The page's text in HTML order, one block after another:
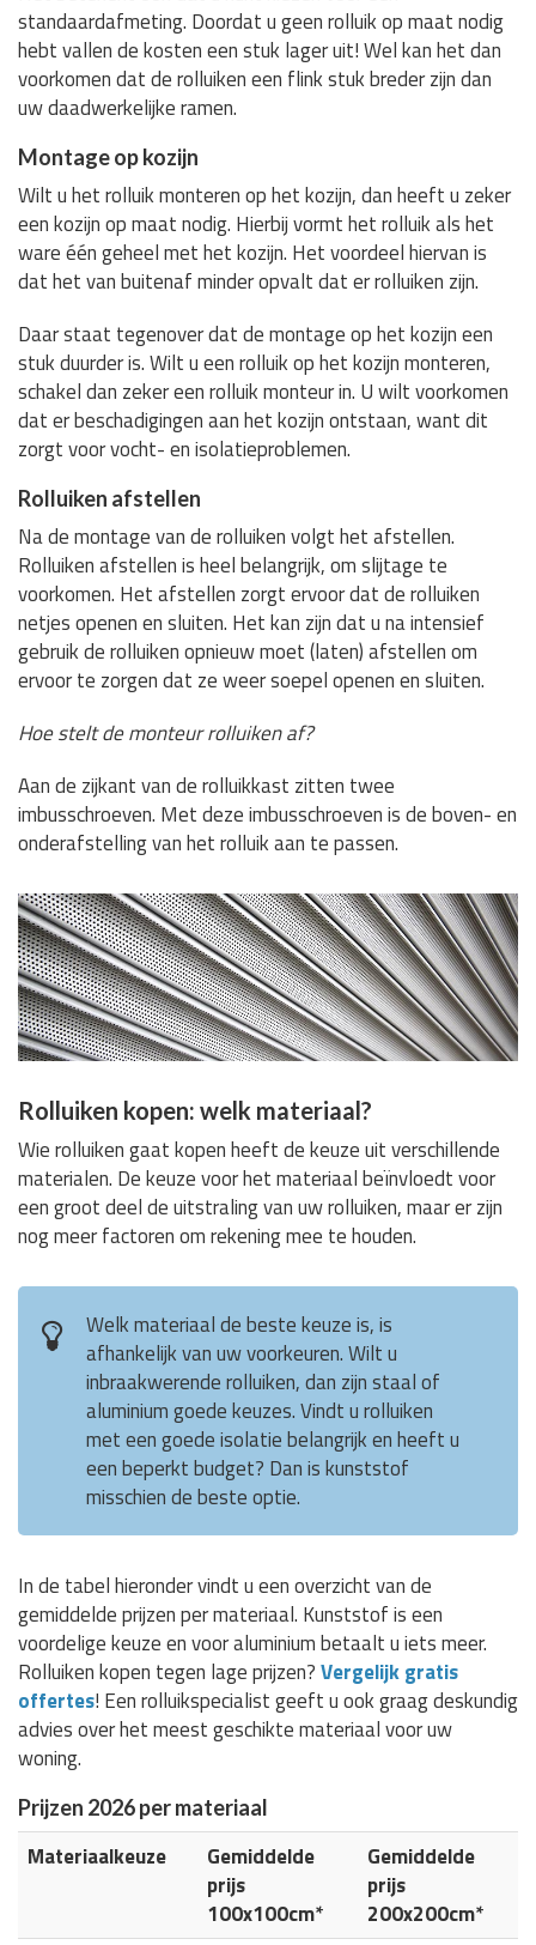
standaardafmeting. Doordat u geen rolluik op maat nodig
hebt vallen de kosten een stuk lager uit! Wel kan het dan
voorkomen dat de rolluiken een flink stuk breder zijn dan
uw daadwerkelijke ramen.
Montage op kozijn
Wilt u het rolluik monteren op het kozijn, dan heeft u zeker
een kozijn op maat nodig. Hierbij vormt het rolluik als het
ware één geheel met het kozijn. Het voordeel hiervan is
dat het van buitenaf minder opvalt dat er rolluiken zijn.
Daar staat tegenover dat de montage op het kozijn een
stuk duurder is. Wilt u een rolluik op het kozijn monteren,
schakel dan zeker een rolluik monteur in. U wilt voorkomen
dat er beschadigingen aan het kozijn ontstaan, want dit
zorgt voor vocht- en isolatieproblemen.
Rolluiken afstellen
Na de montage van de rolluiken volgt het afstellen.
Rolluiken afstellen is heel belangrijk, om slijtage te
voorkomen. Het afstellen zorgt ervoor dat de rolluiken
netjes openen en sluiten. Het kan zijn dat u na intensief
gebruik de rolluiken opnieuw moet (laten) afstellen om
ervoor te zorgen dat ze weer soepel openen en sluiten.
Hoe stelt de monteur rolluiken af?
Aan de zijkant van de rolluikkast zitten twee
imbusschroeven. Met deze imbusschroeven is de boven- en
onderafstelling van het rolluik aan te passen.
Rolluiken kopen: welk materiaal?
Wie rolluiken gaat kopen heeft de keuze uit verschillende
materialen. De keuze voor het materiaal beïnvloedt voor
een groot deel de uitstraling van uw rolluiken, maar er zijn
nog meer factoren om rekening mee te houden.
Welk materiaal de beste keuze is, is
afhankelijk van uw voorkeuren. Wilt u
inbraakwerende rolluiken, dan zijn staal of
aluminium goede keuzes. Vindt u rolluiken
met een goede isolatie belangrijk en heeft u
een beperkt budget? Dan is kunststof
misschien de beste optie.
In de tabel hieronder vindt u een overzicht van de
gemiddelde prijzen per materiaal. Kunststof is een
voordelige keuze en voor aluminium betaalt u iets meer.
Rolluiken kopen tegen lage prijzen?Vergelijk gratis
offertes! Een rolluikspecialist geeft u ook graag deskundig
advies over het meest geschikte materiaal voor uw
woning.
Prijzen 2026 per materiaal
Materiaalkeuze
Gemiddelde
prijs
100x100cm*
Gemiddelde
prijs
200x200cm*